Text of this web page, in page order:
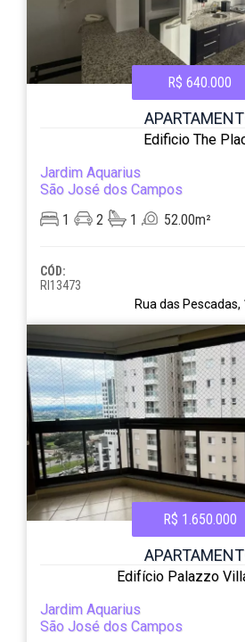
R$ 640.000
Edificio The
Jardim Aquarius
São José dos Campos
1
2 1 52.00m²
CÓD:
RI13473
Rua das Pescadas,
R$ 1.650.000
Edifício Palazzo
Jardim Aquarius
São José dos Campos